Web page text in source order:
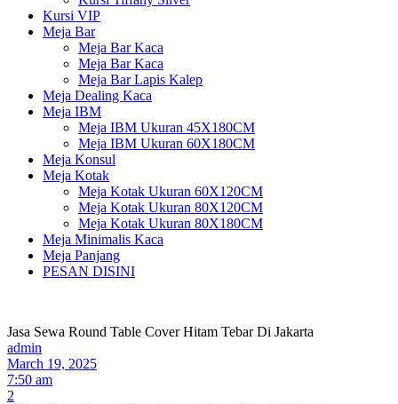
Kursi VIP
Meja Bar
Meja Bar Kaca
Meja Bar Kaca
Meja Bar Lapis Kalep
Meja Dealing Kaca
Meja IBM
Meja IBM Ukuran 45X180CM
Meja IBM Ukuran 60X180CM
Meja Konsul
Meja Kotak
Meja Kotak Ukuran 60X120CM
Meja Kotak Ukuran 80X120CM
Meja Kotak Ukuran 80X180CM
Meja Minimalis Kaca
Meja Panjang
PESAN DISINI
Jasa Sewa Round Table Cover Hitam Tebar Di Jakarta
admin
March 19, 2025
7:50 am
2